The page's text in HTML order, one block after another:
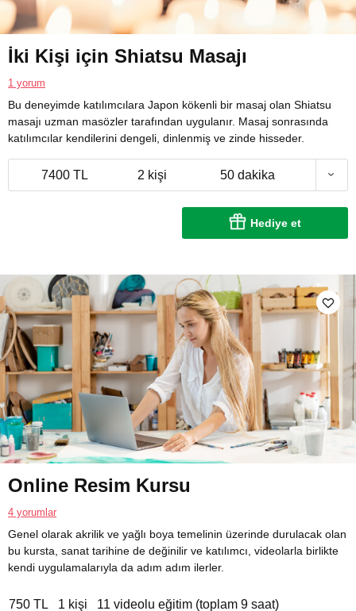
İki Kişi için Shiatsu Masajı
1 yorum
Bu deneyimde katılımcılara Japon kökenli bir masaj olan Shiatsu
masajı uzman masözler tarafından uygulanır. Masaj sonrasında
katılımcılar kendilerini dengeli, dinlenmiş ve zinde hisseder.
7400 TL 2 kişi 50 dakika
Hediye et
Online Resim Kursu
4 yorumlar
Genel olarak akrilik ve yağlı boya temelinin üzerinde durulacak olan
bu kursta, sanat tarihine de değinilir ve katılımcı, videolarla birlikte
kendi uygulamalarıyla da adım adım ilerler.
750 TL 1 kişi 11 videolu eğitim (toplam 9 saat)